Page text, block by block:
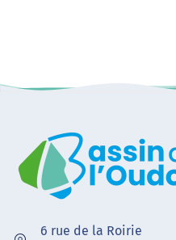
6 rue de la Roirie